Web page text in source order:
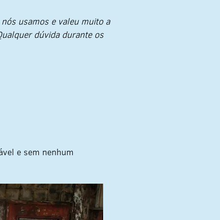
usamos e valeu muito a
dúvida durante os
e sem nenhum